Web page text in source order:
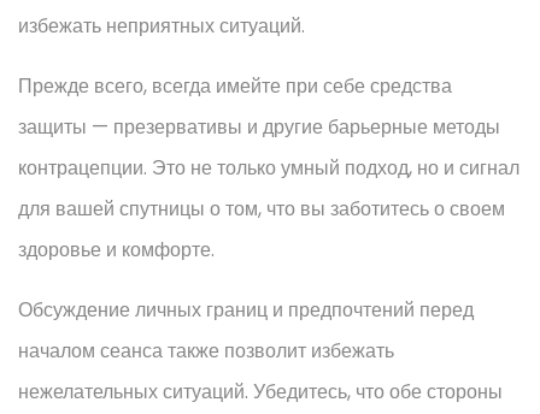
избежать неприятных ситуаций.
Прежде всего, всегда имейте при себе средства
защиты — презервативы и другие барьерные методы
контрацепции. Это не только умный подход, но и сигнал
для вашей спутницы о том, что вы заботитесь о своем
здоровье и комфорте.
Обсуждение личных границ и предпочтений перед
началом сеанса также позволит избежать
нежелательных ситуаций. Убедитесь, что обе стороны